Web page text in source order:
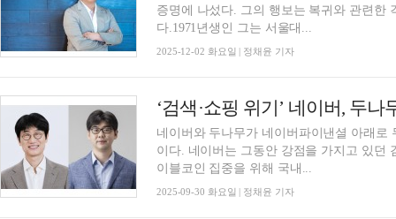
증명에 나섰다. 그의 행보는 복귀와 관련한
다.1971년생인 그는 서울대...
2025-12-02 화요일 | 정채윤 기자
‘검색·쇼핑 위기’ 네이버, 두나
네이버와 두나무가 네이버파이낸셜 아래로
이다. 네이버는 그동안 강점을 가지고 있던
이블코인 집중을 위해 국내...
2025-09-30 화요일 | 정채윤 기자